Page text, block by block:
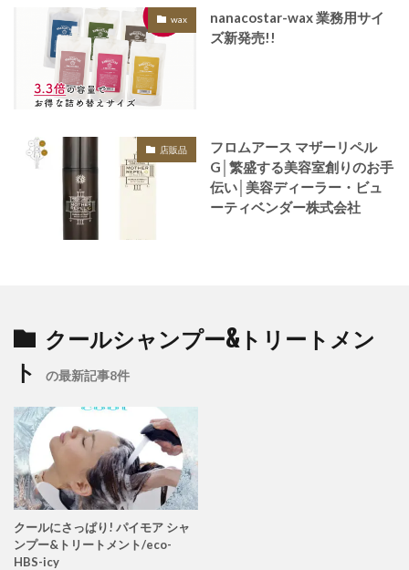
wax
nanacostar-wax 業務用サイ
ズ新発売!!
店販品
フロムアース マザーリペル
G│繁盛する美容室創りのお手
伝い│美容ディーラー・ビュ
ーティベンダー株式会社
クールシャンプー&トリートメン
ト
の最新記事8件
クールにさっぱり! パイモア シャ
ンプー&トリートメント/eco-
HBS-icy